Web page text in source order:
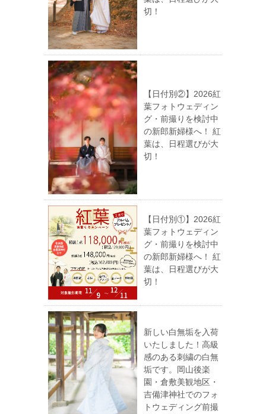
切！
【日付別②】2026紅
葉フォトウェディン
グ・前撮りを検討中
の新郎新婦様へ！ 紅
葉は、日程選びが大
切！
【日付別①】2026紅
葉フォトウェディン
グ・前撮りを検討中
の新郎新婦様へ！ 紅
葉は、日程選びが大
切！
新しい白無垢を入荷
いたしました！高級
感のある刺繍の白無
垢です。岡山後楽
園・倉敷美観地区・
吉備津神社でのフォ
トウェディング前撮